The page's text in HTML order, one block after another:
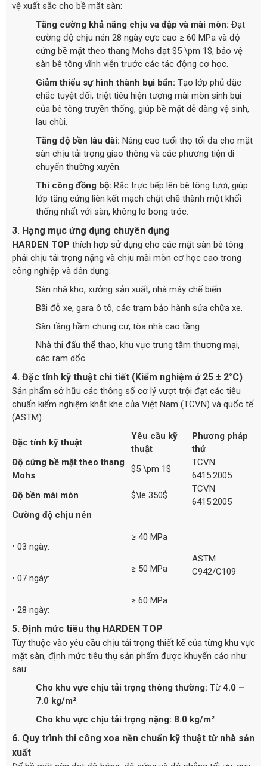
vệ xuất sắc cho bề mặt sàn:
Tăng cường khả năng chịu va đập và mài mòn: Đạt
cường độ chịu nén 28 ngày cực cao ≥ 60 MPa và độ
cứng bề mặt theo thang Mohs đạt $5 \pm 1$, bảo vệ
sàn bê tông vĩnh viễn trước các tác động cơ học.
Giảm thiểu sự hình thành bụi bẩn: Tạo lớp phủ đặc
chắc tuyệt đối, triệt tiêu hiện tượng mài mòn sinh bụi
của bê tông truyền thống, giúp bề mặt dễ dàng vệ sinh,
lau chùi.
Tăng độ bền lâu dài: Nâng cao tuổi thọ tối đa cho mặt
sàn chịu tải trọng giao thông và các phương tiện di
chuyển thường xuyên.
Thi công đồng bộ: Rắc trực tiếp lên bê tông tươi, giúp
lớp tăng cứng liên kết mạch chặt chẽ thành một khối
thống nhất với sàn, không lo bong tróc.
3. Hạng mục ứng dụng chuyên dụng
HARDEN TOP thích hợp sử dụng cho các mặt sàn bê tông
phải chịu tải trọng nặng và chịu mài mòn cơ học cao trong
công nghiệp và dân dụng:
Sàn nhà kho, xưởng sản xuất, nhà máy chế biến.
Bãi đỗ xe, gara ô tô, các trạm bảo hành sửa chữa xe.
Sàn tầng hầm chung cư, tòa nhà cao tầng.
Nhà thi đấu thể thao, khu vực trung tâm thương mại,
các ram dốc...
4. Đặc tính kỹ thuật chi tiết (Kiểm nghiệm ở 25 ± 2°C)
Sản phẩm sở hữu các thông số cơ lý vượt trội đạt các tiêu
chuẩn kiểm nghiệm khắt khe của Việt Nam (TCVN) và quốc tế
(ASTM):
Đặc tính kỹ thuật
Yêu cầu kỹ
thuật
Phương pháp
thử
Độ cứng bề mặt theo thang
Mohs
$5 \pm 1$
TCVN
6415:2005
Độ bền mài mòn
$\le 350$
TCVN
6415:2005
Cường độ chịu nén
• 03 ngày:
• 07 ngày:
• 28 ngày:
≥ 40 MPa
≥ 50 MPa
≥ 60 MPa
ASTM
C942/C109
5. Định mức tiêu thụ HARDEN TOP
Tùy thuộc vào yêu cầu chịu tải trọng thiết kế của từng khu vực
mặt sàn, định mức tiêu thụ sản phẩm được khuyến cáo như
sau:
Cho khu vực chịu tải trọng thông thường: Từ4.0 –
7.0 kg/m².
Cho khu vực chịu tải trọng nặng: 8.0 kg/m².
6. Quy trình thi công xoa nền chuẩn kỹ thuật từ nhà sản
xuất